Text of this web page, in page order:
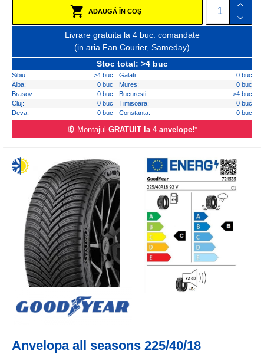
ADAUGĂ ÎN COŞ
Livrare gratuita la 4 buc. comandate
(in aria Fan Courier, Sameday)
Stoc total: >4 buc
Sibiu: >4 buc Galati:
0 buc
Alba:
0 buc Mures:
0 buc
Brasov:
0 buc Bucuresti:
>4 buc
Cluj:
0 buc Timisoara:
0 buc
Deva:
0 buc Constanta: 0 buc
Montajul GRATUIT la 4 anvelope!*
Anvelopa all seasons 225/40/18